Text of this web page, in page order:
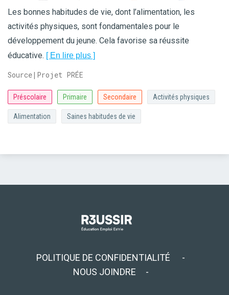
Les bonnes habitudes de vie, dont l’alimentation, les
activités physiques, sont fondamentales pour le
développement du jeune. Cela favorise sa réussite
éducative. [ En lire plus ]
Source|Projet PRÉE
Préscolaire Primaire Secondaire Activités physiques
Alimentation Saines habitudes de vie
POLITIQUE DE CONFIDENTIALITÉ
NOUS JOINDRE